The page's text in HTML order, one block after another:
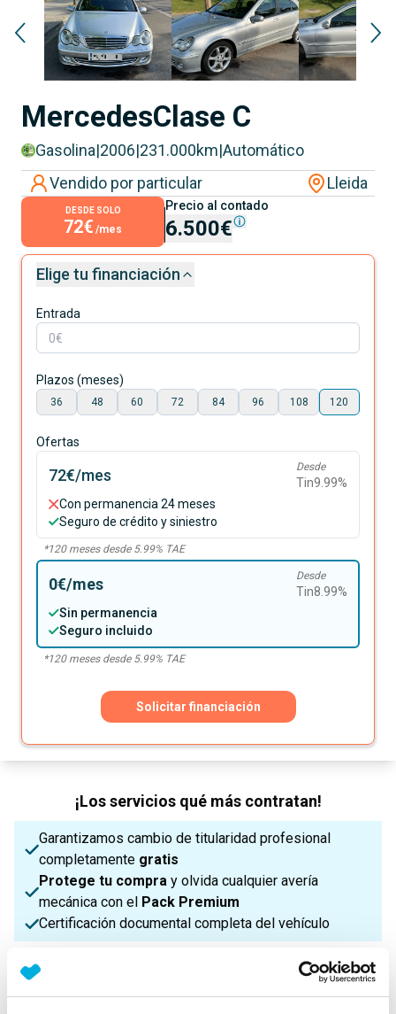
MercedesClase C
Gasolina|2006|231.000km|Automático
Vendido por particular
Lleida
DESDE SOLO
72€ /mes
Precio al contado
6.500€
Elige tu financiación
Entrada
Plazos (meses)
36 48 60 72 84 96 108 120
Ofertas
72€/mes Desde
Tin9.99%
Con permanencia 24 meses
Seguro de crédito y siniestro
*120meses desde 5.99% TAE
0€/mes Desde
Tin8.99%
Sin permanencia
Seguro incluido
*120meses desde 5.99% TAE
Solicitar financiación
¡Los servicios qué más contratan!
Garantizamos cambio de titularidad profesional
completamente gratis
Protege tu compra y olvida cualquier avería
mecánica con el Pack Premium
Certificación documental completa del vehículo